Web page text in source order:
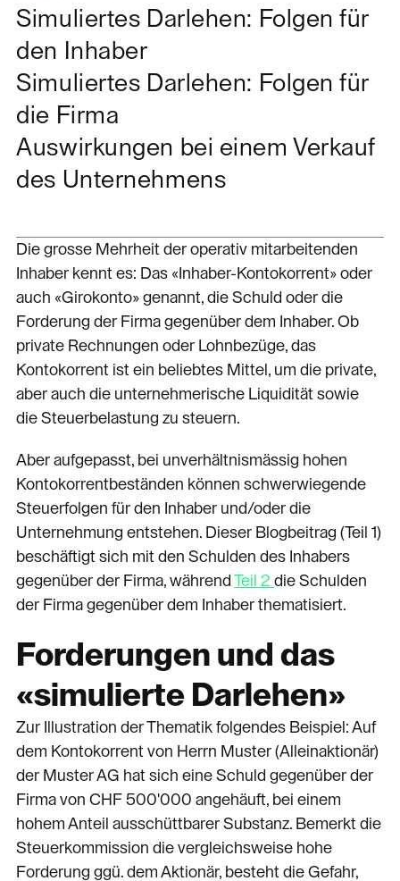
Simuliertes Darlehen: Folgen für
den Inhaber
Simuliertes Darlehen: Folgen für
die Firma
Auswirkungen bei einem Verkauf
des Unternehmens
Die grosse Mehrheit der operativ mitarbeitenden
Inhaber kennt es: Das «Inhaber-Kontokorrent» oder
auch «Girokonto» genannt, die Schuld oder die
Forderung der Firma gegenüber dem Inhaber. Ob
private Rechnungen oder Lohnbezüge, das
Kontokorrent ist ein beliebtes Mittel, um die private,
aber auch die unternehmerische Liquidität sowie
die Steuerbelastung zu steuern.
Aber aufgepasst, bei unverhältnismässig hohen
Kontokorrentbeständen können schwerwiegende
Steuerfolgen für den Inhaber und/oder die
Unternehmung entstehen. Dieser Blogbeitrag (Teil 1)
beschäftigt sich mit den Schulden des Inhabers
gegenüber der Firma, währendTeil 2die Schulden
der Firma gegenüber dem Inhaber thematisiert.
Forderungen und das
«simulierte Darlehen»
Zur Illustration der Thematik folgendes Beispiel: Auf
dem Kontokorrent von Herrn Muster (Alleinaktionär)
der Muster AG hat sich eine Schuld gegenüber der
Firma von CHF 500'000 angehäuft, bei einem
hohem Anteil ausschüttbarer Substanz. Bemerkt die
Steuerkommission die vergleichsweise hohe
Forderung ggü. dem Aktionär, besteht die Gefahr,